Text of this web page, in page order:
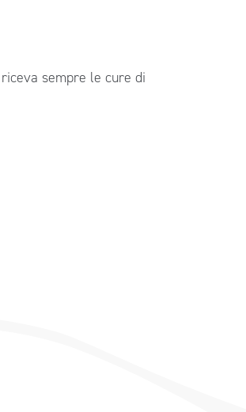
sempre le cure di